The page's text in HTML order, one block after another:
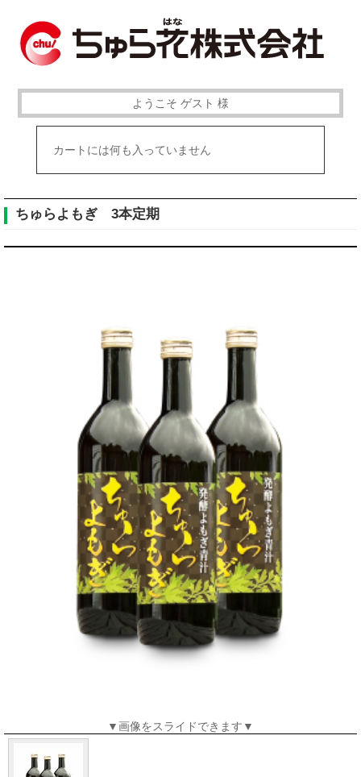
ようこそ ゲスト 様
カートには何も入っていません
ちゅらよもぎ 3本定期
▼画像をスライドできます▼